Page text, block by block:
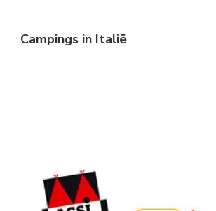
Campings in Italië